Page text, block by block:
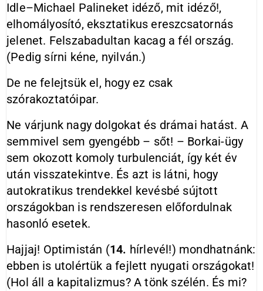
Idle–Michael Palineket idéző, mit idéző!,
elhomályosító, eksztatikus ereszcsatornás
jelenet. Felszabadultan kacag a fél ország.
(Pedig sírni kéne, nyilván.)
De ne felejtsük el, hogy ez csak
szórakoztatóipar.
Ne várjunk nagy dolgokat és drámai hatást. A
semmivel sem gyengébb – sőt! – Borkai-ügy
sem okozott komoly turbulenciát, így két év
után visszatekintve. És azt is látni, hogy
autokratikus trendekkel kevésbé sújtott
országokban is rendszeresen előfordulnak
hasonló esetek.
Hajjaj! Optimistán (14. hírlevél!) mondhatnánk:
ebben is utolértük a fejlett nyugati országokat!
(Hol áll a kapitalizmus? A tönk szélén. És mi?